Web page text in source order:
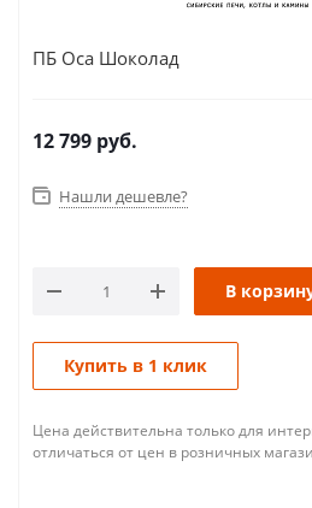
ПБ Оса Шоколад
12 799 руб.
Нашли дешевле?
В
Купить в 1 клик
Цена действительна только для
отличаться от цен в розничных